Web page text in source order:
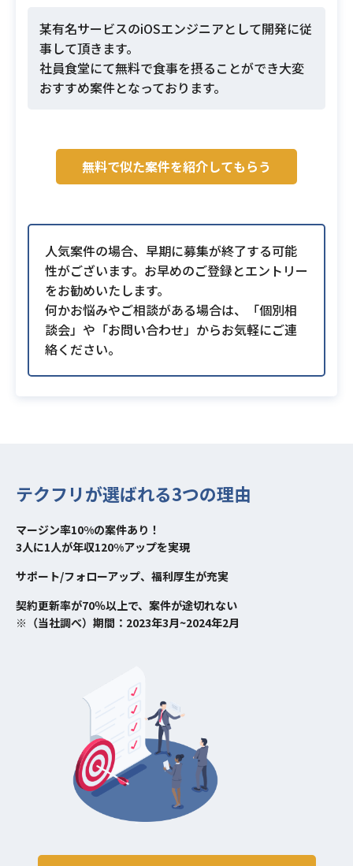
某有名サービスのiOSエンジニアとして開発に従
事して頂きます。
社員食堂にて無料で食事を摂ることができ大変
おすすめ案件となっております。
無料で似た案件を紹介してもらう
人気案件の場合、早期に募集が終了する可能
性がございます。お早めのご登録とエントリー
をお勧めいたします。
何かお悩みやご相談がある場合は、「個別相
談会」や「お問い合わせ」からお気軽にご連
絡ください。
テクフリが選ばれる3つの理由
マージン率10%の案件あり！
3人に1人が年収120%アップを実現
サポート/フォローアップ、福利厚生が充実
契約更新率が70％以上で、案件が途切れない
※（当社調べ）期間：2023年3月~2024年2月